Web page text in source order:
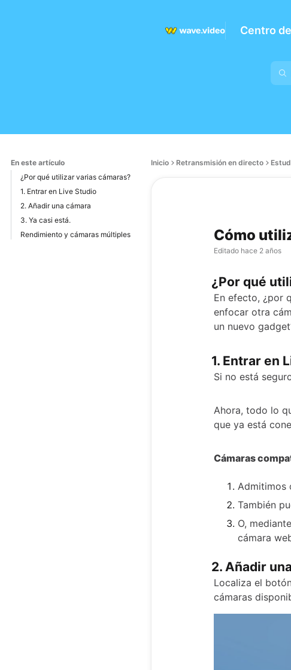
Centro
En este artículo
¿Por qué utilizar varias cámaras?
1. Entrar en Live Studio
2. Añadir una cámara
3. Ya casi está.
Rendimiento y cámaras múltiples
Inicio Retransmisión en directo
Cómo
Editado hace 2 años
¿Por qué
En efecto, ¿por
enfocar otra
un nuevo
1. Entrar en
Si no está
Ahora, todo lo
que ya está
Cámaras
Admitimos
También
O,
cámara
2. Añadir
Localiza el
cámaras